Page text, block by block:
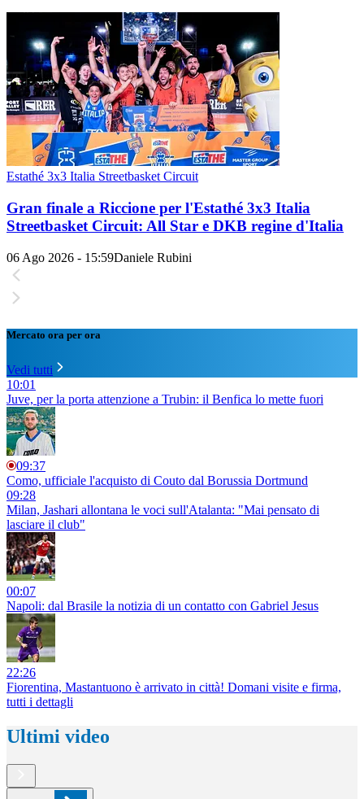
Estathé 3x3 Italia Streetbasket Circuit
Gran finale a Riccione per l'Estathé 3x3 Italia
Streetbasket Circuit: All Star e DKB regine d'Italia
06 Ago 2026 - 15:59Daniele Rubini
Mercato ora per ora
Vedi tutti
10:01
Juve, per la porta attenzione a Trubin: il Benfica lo mette fuori
09:37
Como, ufficiale l'acquisto di Couto dal Borussia Dortmund
09:28
Milan, Jashari allontana le voci sull'Atalanta: "Mai pensato di
lasciare il club"
00:07
Napoli: dal Brasile la notizia di un contatto con Gabriel Jesus
22:26
Fiorentina, Mastantuono è arrivato in città! Domani visite e firma,
tutti i dettagli
Ultimi video